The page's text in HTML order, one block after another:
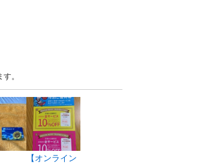
。
【オンライン